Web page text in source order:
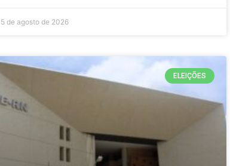
5 de agosto de 2026
ELEIÇÕES